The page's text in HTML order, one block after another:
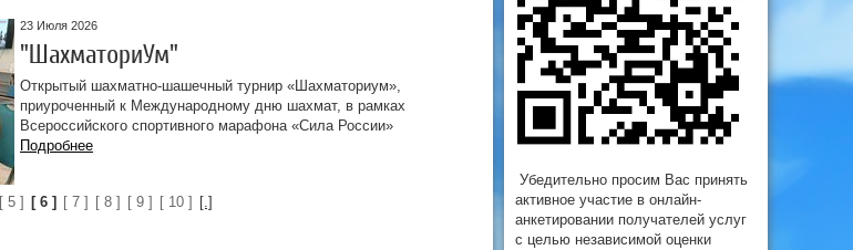
23 Июля 2026
"ШахматориУм"
Открытый шахматно-шашечный турнир «Шахматориум»,
приуроченный к Международному дню шахмат, в рамках
Всероссийского спортивного марафона «Сила России»
Подробнее
[ 5 ] [ 6 ] [ 7 ] [ 8 ] [ 9 ] [ 10 ] [.]
Убедительно просим Вас принять
активное участие в онлайн-
анкетировании получателей услуг
с целью независимой оценки